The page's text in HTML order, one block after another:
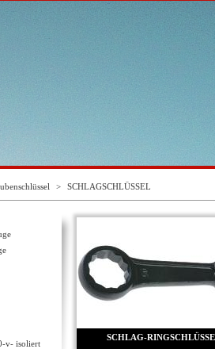
> SCHLAGSCHLÜSSEL
v- isoliert
SCHLAG-